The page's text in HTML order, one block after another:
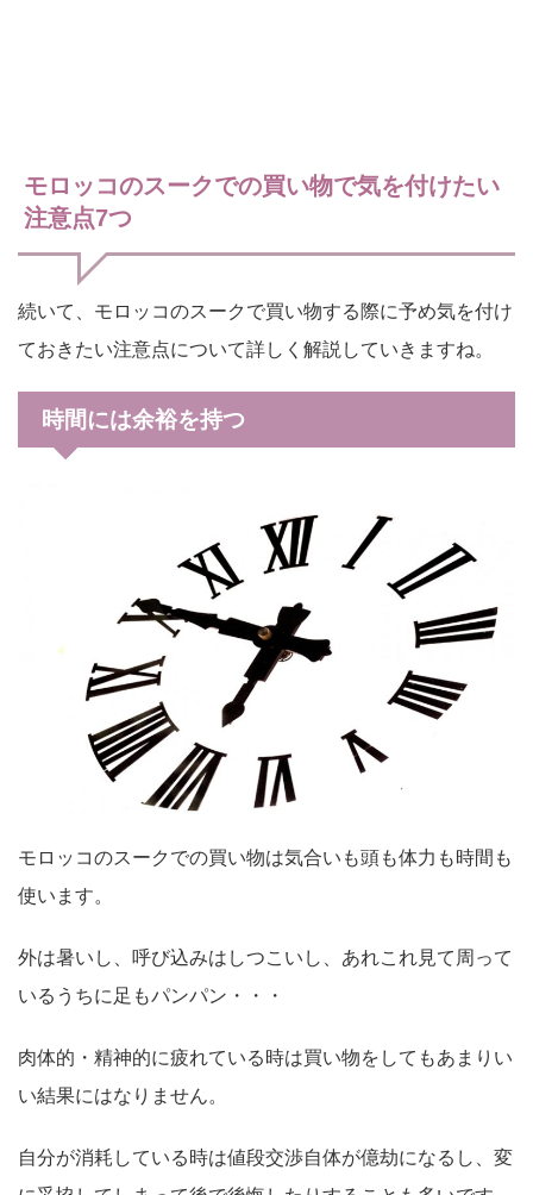
モロッコのスークでの買い物で気を付けたい
注意点7つ
続いて、モロッコのスークで買い物する際に予め気を付け
ておきたい注意点について詳しく解説していきますね。
時間には余裕を持つ
モロッコのスークでの買い物は気合いも頭も体力も時間も
使います。
外は暑いし、呼び込みはしつこいし、あれこれ見て周って
いるうちに足もパンパン・・・
肉体的・精神的に疲れている時は買い物をしてもあまりい
い結果にはなりません。
自分が消耗している時は値段交渉自体が億劫になるし、変